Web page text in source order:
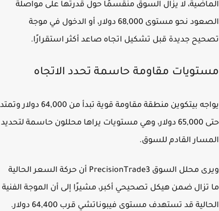
لا يزال السوق منقسمًا حول قدرتها على مواصلة
الصعود نحو مستوى 68,000 دولار، أو الدخول في موجة
جديدة قبل تشكيل اتجاه صاعد أكثر استقرارًا.
مقاومة حاسمة تحدد الاتجاه
يواجه بيتكوين منطقة مقاومة قوية تبدأ من 64,000 دولار وتمتد
حتى 65,000 دولار، وهي مستويات يراها محللون حاسمة لتحديد
القادم للسوق.
ويرى محلل السوق PrecisionTrade3 أن حركة السعر الحالية
تزال ضمن هيكل تصحيحي أكبر، مشيرًا إلى أن الموجة الفنية
قد تستهدف مستوى فيبوناتشي قرب 64,400 دولار.